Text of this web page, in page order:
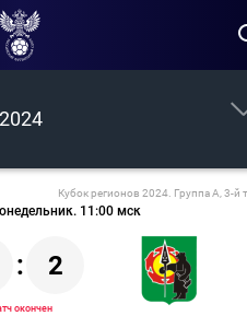
11:00 мск
Кубок регионов 2024. Группа А, 3-й
: 2
окончен